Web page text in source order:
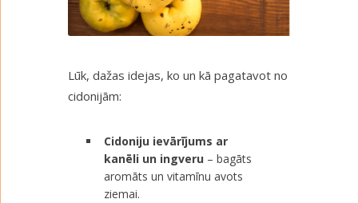
Lūk, dažas idejas, ko un kā pagatavot no
cidonijām:
Cidoniju ievārījums ar
kanēli un ingveru – bagāts
aromāts un vitamīnu avots
ziemai.